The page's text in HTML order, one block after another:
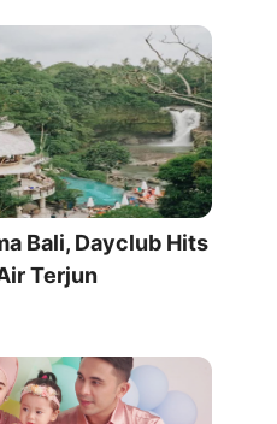
Bali, Dayclub Hits
Terjun